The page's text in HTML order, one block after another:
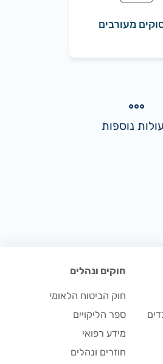
מעורבים
נוספות
חוקים ונהלים
חוק הביטוח הלאומי
ספר הליקויים
מידע רפואי
חוזרים ונהלים